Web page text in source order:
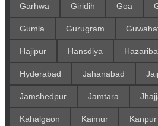
Garhwa Giridih Goa
Gumla Gurugram
Hajipur Hansdiya
Hyderabad Jahanabad
Jamshedpur Jamtara
Kahalgaon Kaimur Kanpur